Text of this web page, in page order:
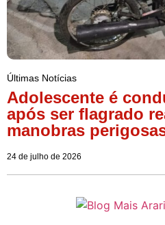
Últimas Notícias
Adolescente é
após ser flagrado
manobras
24 de julho de 2026